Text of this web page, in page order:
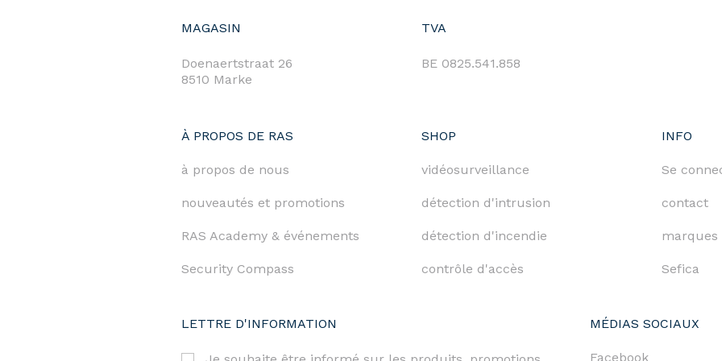
MAGASIN
Doenaertstraat 26
8510 Marke
TVA
BE 0825.541.858
À PROPOS DE RAS
à propos de nous
nouveautés et promotions
RAS Academy & événements
Security Compass
SHOP
vidéosurveillance
détection d'intrusion
détection d'incendie
contrôle d'accès
INFO
Se
contact
marques
Sefica
LETTRE D'INFORMATION MÉDIAS SOCIAUX
Facebook